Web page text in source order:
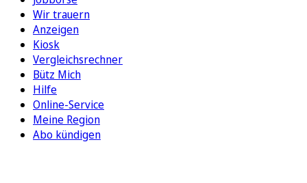
Wir trauern
Anzeigen
Kiosk
Vergleichsrechner
Bütz Mich
Hilfe
Online-Service
Meine Region
Abo kündigen